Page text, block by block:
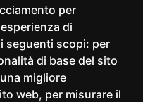
per
di
seguenti scopi: per
di base del sito
migliore
web, per misurare il